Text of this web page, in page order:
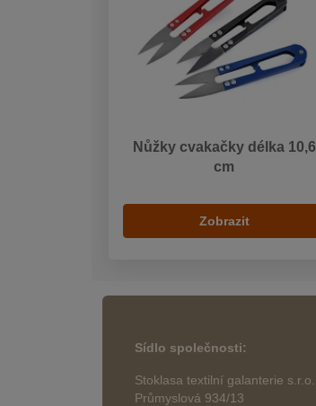
Nůžky cvakačky délka 10,6
cm
Zobrazit
Sídlo společnosti:
Stoklasa textilní galanterie s.r.o.
Průmyslová 934/13